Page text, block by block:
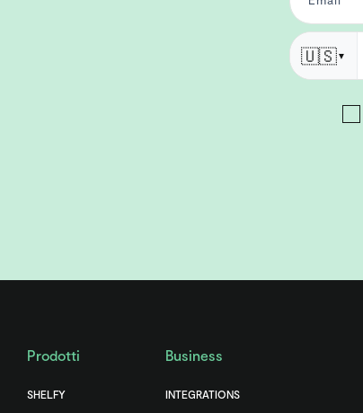
🇺🇸▼
Prodotti
SHELFY
Business
INTEGRATIONS